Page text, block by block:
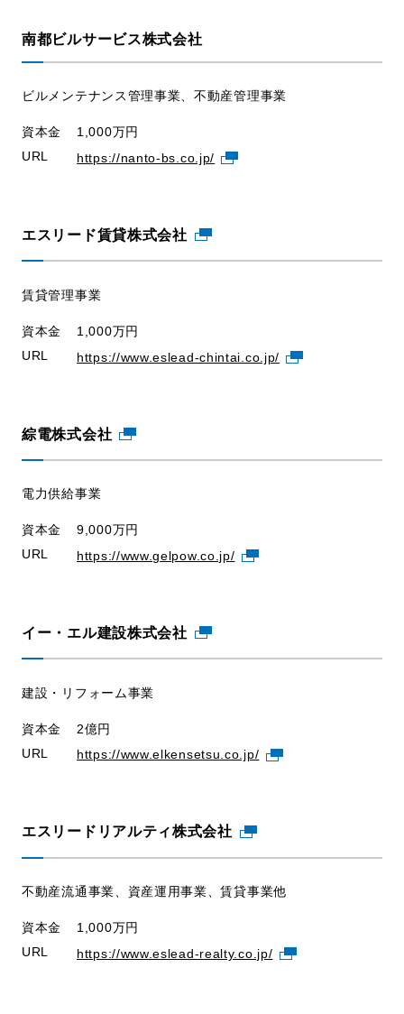
南都ビルサービス株式会社
ビルメンテナンス管理事業、不動産管理事業
資本金
1,000万円
URL
https://nanto-bs.co.jp/
エスリード賃貸株式会社
賃貸管理事業
資本金
1,000万円
URL
https://www.eslead-chintai.co.jp/
綜電株式会社
電力供給事業
資本金
9,000万円
URL
https://www.gelpow.co.jp/
イー・エル建設株式会社
建設・リフォーム事業
資本金
2億円
URL
https://www.elkensetsu.co.jp/
エスリードリアルティ株式会社
不動産流通事業、資産運用事業、賃貸事業他
資本金
1,000万円
URL
https://www.eslead-realty.co.jp/